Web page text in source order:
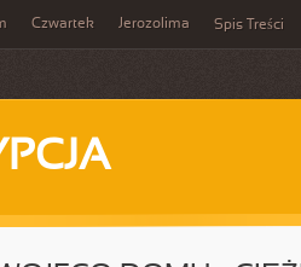
Czwartek Jerozolima Spis Treści